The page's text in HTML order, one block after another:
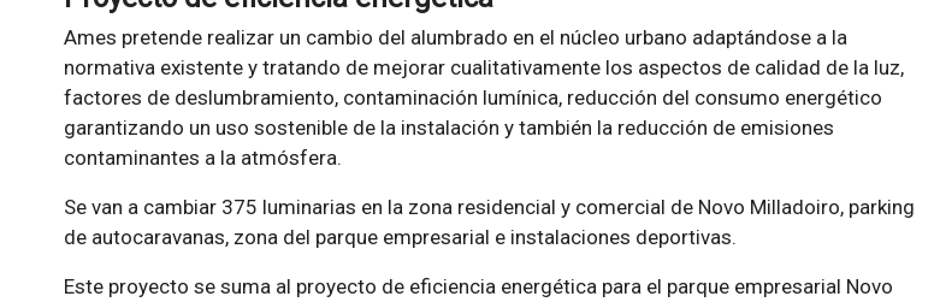
Ames pretende realizar un cambio del alumbrado en el núcleo urbano adaptándose a la
normativa existente y tratando de mejorar cualitativamente los aspectos de calidad de la luz,
factores de deslumbramiento, contaminación lumínica, reducción del consumo energético
garantizando un uso sostenible de la instalación y también la reducción de emisiones
contaminantes a la atmósfera.
Se van a cambiar 375 luminarias en la zona residencial y comercial de Novo Milladoiro, parking
de autocaravanas, zona del parque empresarial e instalaciones deportivas.
Este proyecto se suma al proyecto de eficiencia energética para el parque empresarial Novo